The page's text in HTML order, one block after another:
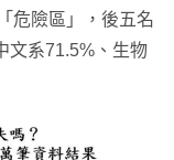
危險區」，後五名
文系71.5%、生物